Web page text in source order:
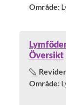
Område:
Översikt
Område: